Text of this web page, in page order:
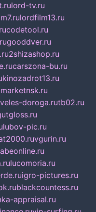
lord-tv.ru
lordfilm13.ru
codetool.ru
gooddver.ru
2shizashop.ru
carszona-bu.ru
kinozadrot13.ru
veles-doroga.rutb02.ru
lubov-pic.ru
vgurin.ru
lucomoria.ru
igro-pictures.ru
blackcountess.ru
appraisal.ru